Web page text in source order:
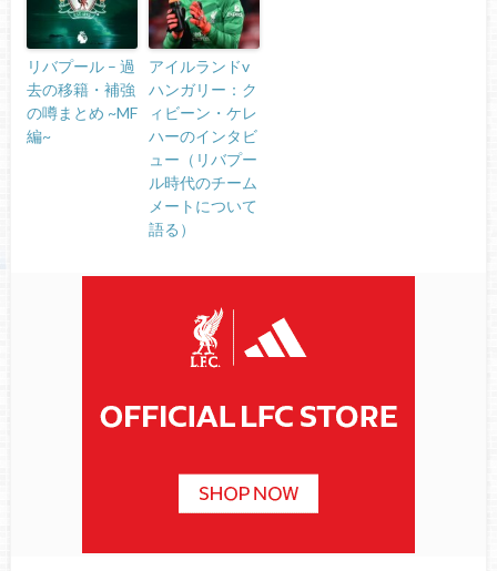
リバプール – 過
去の移籍・補強
の噂まとめ ~MF
編~
アイルランドv
ハンガリー：ク
ィビーン・ケレ
ハーのインタビ
ュー（リバプー
ル時代のチーム
メートについて
語る）